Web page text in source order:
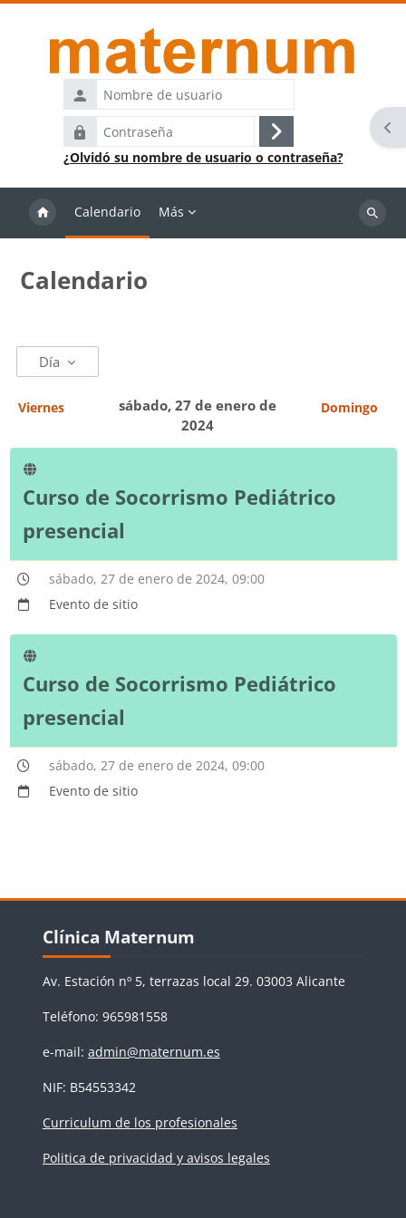
Nombre
de
usuario
Contraseña
Acceder
¿Olvidó su nombre de usuario o contraseña?
Calendario Más
Buscar
Calendario
Día
Viernes
sábado, 27 de enero de
2024
Domingo
Curso de Socorrismo Pediátrico
presencial
sábado, 27 de enero de 2024, 09:00
Evento de sitio
Curso de Socorrismo Pediátrico
presencial
sábado, 27 de enero de 2024, 09:00
Evento de sitio
Bloques
Clínica Maternum
Av. Estación nº 5, terrazas local 29. 03003 Alicante
Teléfono: 965981558
e-mail: admin@maternum.es
NIF: B54553342
Curriculum de los profesionales
Politica de privacidad y avisos legales